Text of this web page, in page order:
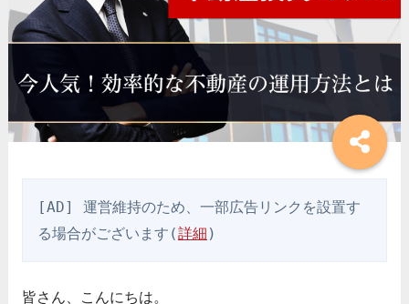
[AD] 運営維持のため、一部広告リンクを設置す
る場合がございます(詳細 )
皆さん、こんにちは。